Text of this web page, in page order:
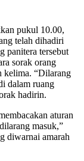
pukul 10.00,
telah dihadiri
panitera tersebut
sorak orang
kelima. “Dilarang
dalam ruang
hadirin.
aturan
masuk,”
diwarnai amarah